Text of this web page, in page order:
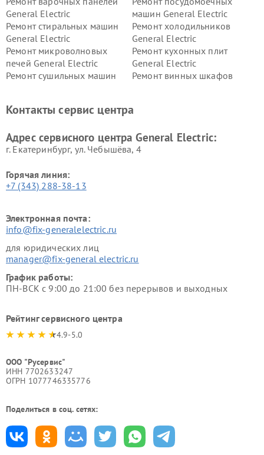
General Electric
машин General Electric
Ремонт стиральных машин
General Electric
Ремонт холодильников
General Electric
Ремонт микроволновых
печей General Electric
Ремонт кухонных плит
General Electric
Ремонт сушильных машин
Ремонт винных шкафов
Electric
General Electric
Контакты сервис центра
Адрес сервисного центра General Electric:
г. Екатеринбург, ул. Чебышёва, 4
Горячая линия:
+7 (343) 288-38-13
Электронная почта:
info@fix-generalelectric.ru
для юридических лиц
manager@fix-general electric.ru
График работы:
ПН-ВСК с 9:00 до 21:00 без перерывов и выходных
Рейтинг сервисного центра
4.9-5.0
ООО "Русервис"
ИНН 7702633247
ОГРН 1077746335776
Поделиться в соц. сетях: